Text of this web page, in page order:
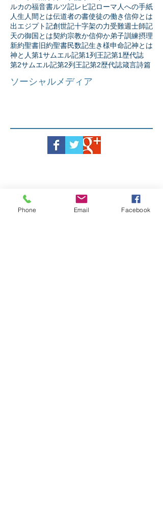
ルカの福音書ルツ記レビ記ローマ人への手紙
人生 人間とは伝道者の書使徒の働き信仰とは
出エジプト記創世記十字架の力受難週士師記
天の御国とは契約宗教か信仰か弟子訓練摂理
新約聖書 旧約聖書民数記生き様申命記神とは
神と人第1サムエル記第1列王記第1歴代誌
第2サムエル記第2列王記第2歴代誌箴言詩篇
ソーシャルメディア
Phone Email Facebook